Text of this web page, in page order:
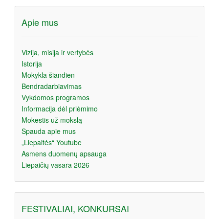
Apie mus
Vizija, misija ir vertybės
Istorija
Mokykla šiandien
Bendradarbiavimas
Vykdomos programos
Informacija dėl priėmimo
Mokestis už mokslą
Spauda apie mus
„Liepaitės“ Youtube
Asmens duomenų apsauga
Liepaičių vasara 2026
FESTIVALIAI, KONKURSAI